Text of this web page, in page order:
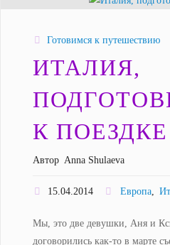
Готовимся к путешествию
ИТАЛИЯ,
К ПОЕЗДКЕ
Автор Anna Shulaeva
15.04.2014 Европа
Мы, это две девушки, Аня и
договорились как-то в марте